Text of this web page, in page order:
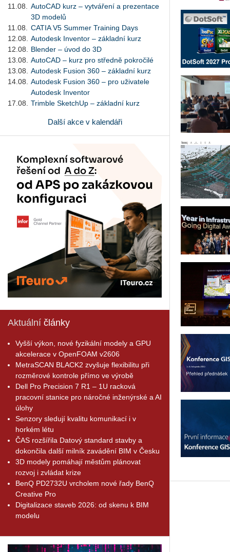
11.08.
AutoCAD kurz – vytváření a prezentace
3D modelů
11.08.
CATIA V5 Summer Training Days
12.08.
Autodesk Inventor – základní kurz
12.08.
Blender – úvod do 3D
13.08.
AutoCAD – kurz pro středně pokročilé
13.08.
Autodesk Fusion 360 – základní kurz
14.08.
Autodesk Fusion 360 – pro uživatele
Autodesk Inventor
17.08.
Trimble SketchUp – základní kurz
Další akce v kalendáři
Aktuální články
Vyšší výkon, nové fyzikální modely a GPU
akcelerace v OpenFOAM v2606
MetraSCAN BLACK2 zvyšuje flexibilitu při
rozměrové kontrole přímo ve výrobě
Dell Pro Precision 7 R1 – 1U racková
pracovní stanice pro náročné inženýrské a AI
úlohy
Senzory sledují kvalitu komunikací i v
horkém létu
ČAS rozšířila Datový standard stavby a
dokončila další milník zavádění BIM v Česku
3D modely pomáhají městům plánovat
rozvoj i zvládat krize
BenQ PD2732U vrcholem nové řady BenQ
Creative Pro
Digitalizace staveb 2026: od skenu k BIM
modelu